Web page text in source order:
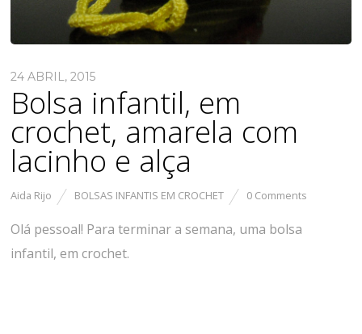
24 ABRIL, 2015
Bolsa infantil, em
crochet, amarela com
lacinho e alça
Aida Rijo BOLSAS INFANTIS EM CROCHET 0 Comments
Olá pessoal! Para terminar a semana, uma bolsa
infantil, em crochet.